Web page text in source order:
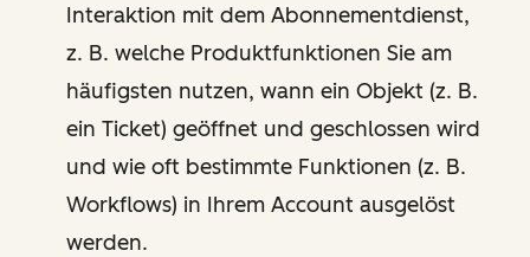
Interaktion mit dem Abonnementdienst,
z. B. welche Produktfunktionen Sie am
häufigsten nutzen, wann ein Objekt (z. B.
ein Ticket) geöffnet und geschlossen wird
und wie oft bestimmte Funktionen (z. B.
Workflows) in Ihrem Account ausgelöst
werden.